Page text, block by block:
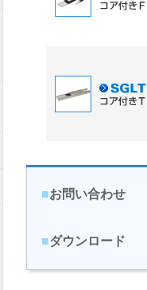
■お問い合わせ
■ダウンロード